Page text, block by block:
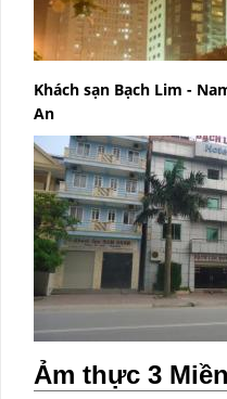
Khách sạn Bạch Lim -
An
Ảm thực 3 Miền